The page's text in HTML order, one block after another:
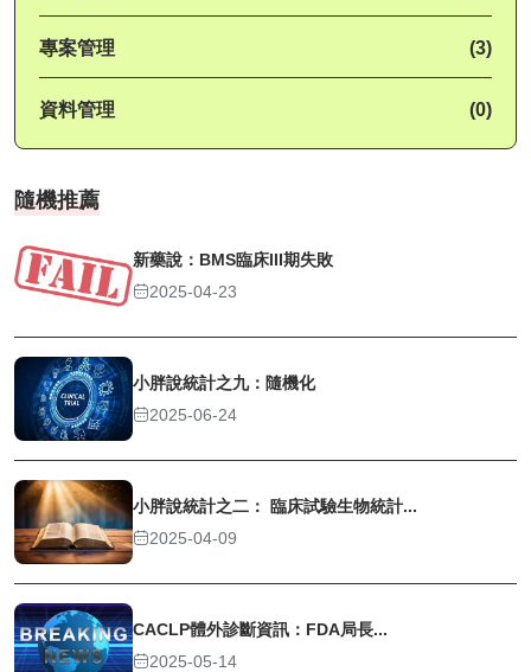
專案管理 (3)
資料管理 (0)
隨機推薦
新藥說：BMS臨床III期失敗
2025-04-23
小胖說統計之九：隨機化
2025-06-24
小胖說統計之二： 臨床試驗生物統計...
2025-04-09
CACLP體外診斷資訊：FDA局長...
2025-05-14